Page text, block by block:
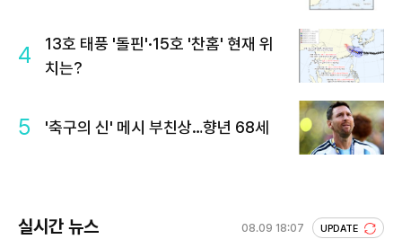
4
13호 태풍 '돌핀'·15호 '찬홈' 현재 위
치는?
5 '축구의 신' 메시 부친상…향년 68세
실시간 뉴스 08.09 18:07 UPDATE